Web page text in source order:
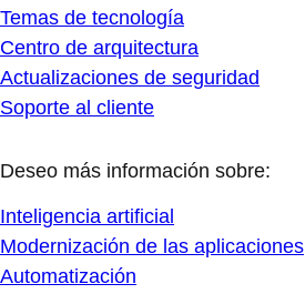
Temas de tecnología
Centro de arquitectura
Actualizaciones de seguridad
Soporte al cliente
Deseo más información sobre:
Inteligencia artificial
Modernización de las aplicaciones
Automatización